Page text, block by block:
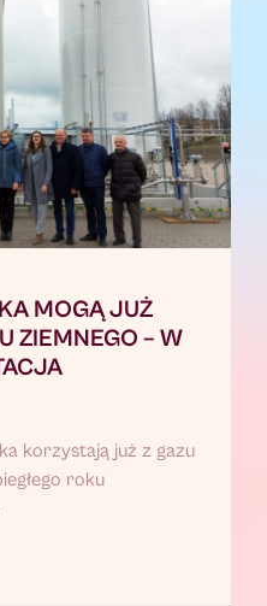
MOGĄ JUŻ
ZIEMNEGO – W
korzystają już z gazu
roku